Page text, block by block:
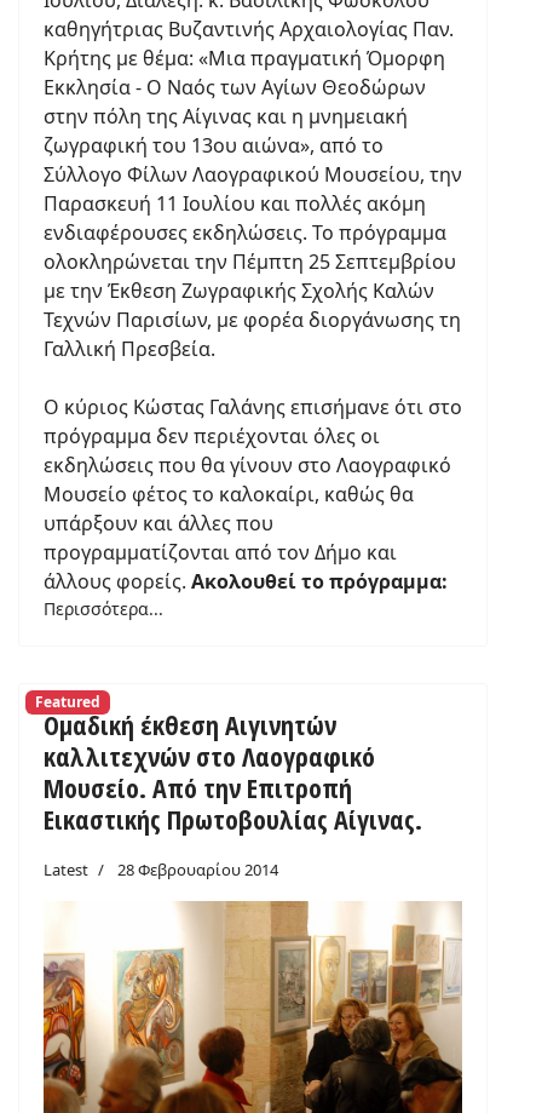
καθηγήτριας Βυζαντινής Αρχαιολογίας Παν.
Κρήτης με θέμα: «Μια πραγματική Όμορφη
Εκκλησία - Ο Ναός των Αγίων Θεοδώρων
στην πόλη της Αίγινας και η μνημειακή
ζωγραφική του 13ου αιώνα», από το
Σύλλογο Φίλων Λαογραφικού Μουσείου, την
Παρασκευή 11 Ιουλίου και πολλές ακόμη
ενδιαφέρουσες εκδηλώσεις. Το πρόγραμμα
ολοκληρώνεται την Πέμπτη 25 Σεπτεμβρίου
με την Έκθεση Ζωγραφικής Σχολής Καλών
Τεχνών Παρισίων, με φορέα διοργάνωσης τη
Γαλλική Πρεσβεία.
Ο κύριος Κώστας Γαλάνης επισήμανε ότι στο
πρόγραμμα δεν περιέχονται όλες οι
εκδηλώσεις που θα γίνουν στο Λαογραφικό
Μουσείο φέτος το καλοκαίρι, καθώς θα
υπάρξουν και άλλες που
προγραμματίζονται από τον Δήμο και
άλλους φορείς. Ακολουθεί το πρόγραμμα:
Περισσότερα...
Featured
Ομαδική έκθεση Αιγινητών
καλλιτεχνών στο Λαογραφικό
Μουσείο. Από την Επιτροπή
Εικαστικής Πρωτοβουλίας Αίγινας.
Latest 28 Φεβρουαρίου 2014